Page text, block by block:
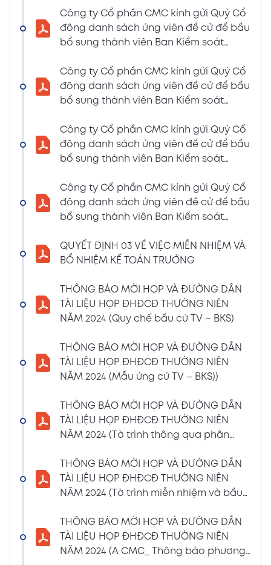
LIỆU HỌP ĐHĐCĐ THƯỜNG NIÊN NĂM 2024
(Tờ trình miễn nhiệm và bầu bổ sung TV –
6:07 PM
THÔNG BÁO MỜI HỌP VÀ ĐƯỜNG DẪN TÀI
LIỆU HỌP ĐHĐCĐ THƯỜNG NIÊN NĂM 2024
ứng cử TV – BKS)
02/04/2024
6:07 PM
LIỆU HỌP ĐHĐCĐ THƯỜNG NIÊN NĂM 2024
(The Biểu quyết)
Xem PDF
02/04/2024
THÔNG BÁO MỜI HỌP VÀ ĐƯỜNG DẪN TÀI
LIỆU HỌP ĐHĐCĐ THƯỜNG NIÊN NĂM 2024
(Phiếu Biểu quyết)
02/04/2024
6:07 PM
LIỆU HỌP ĐHĐCĐ THƯỜNG NIÊN NĂM 2024
(Phiếu Bầu bổ sung thành viên BKS)
Xem PDF
02/04/2024
THÔNG BÁO MỜI HỌP VÀ ĐƯỜNG DẪN TÀI
LIỆU HỌP ĐHĐCĐ THƯỜNG NIÊN NĂM 2024
(Dự thảo biên bản họp ĐHĐCĐ)
Xem PDF
6:07 PM
THÔNG BÁO MỜI HỌP VÀ ĐƯỜNG DẪN TÀI
LIỆU HỌP ĐHĐCĐ THƯỜNG NIÊN NĂM
01/04/2024
4:00 PM
CBTT về việc nhận được Đơn từ nhiệm vị trí
Công ty Cổ phần CMC kính gửi Quý Cổ
đông danh sách ứng viên đề cử để bầu
bổ sung thành viên Ban Kiểm soát
Huyền)
Công ty Cổ phần CMC kính gửi Quý Cổ
đông danh sách ứng viên đề cử để bầu
bổ sung thành viên Ban Kiểm soát
Huyền)
Công ty Cổ phần CMC kính gửi Quý Cổ
đông danh sách ứng viên đề cử để bầu
bổ sung thành viên Ban Kiểm soát
Huyền)
Công ty Cổ phần CMC kính gửi Quý Cổ
đông danh sách ứng viên đề cử để bầu
bổ sung thành viên Ban Kiểm soát
Huyền)
QUYẾT ĐỊNH 03 VỀ VIỆC MIỄN NHIỆM VÀ
BỔ NHIỆM KẾ TOÁN TRƯỞNG
THÔNG BÁO MỜI HỌP VÀ ĐƯỜNG DẪN
TÀI LIỆU HỌP ĐHĐCĐ THƯỜNG NIÊN
NĂM 2024 (Quy chế bầu cử TV – BKS)
THÔNG BÁO MỜI HỌP VÀ ĐƯỜNG DẪN
TÀI LIỆU HỌP ĐHĐCĐ THƯỜNG NIÊN
NĂM 2024 (Mẫu ứng cử TV – BKS))
THÔNG BÁO MỜI HỌP VÀ ĐƯỜNG DẪN
TÀI LIỆU HỌP ĐHĐCĐ THƯỜNG NIÊN
NĂM 2024 (Tờ trình thông qua phân
BKS)
THÔNG BÁO MỜI HỌP VÀ ĐƯỜNG DẪN
TÀI LIỆU HỌP ĐHĐCĐ THƯỜNG NIÊN
NĂM 2024 (Tờ trình miễn nhiệm và bầu
THÔNG BÁO MỜI HỌP VÀ ĐƯỜNG DẪN
TÀI LIỆU HỌP ĐHĐCĐ THƯỜNG NIÊN
NĂM 2024 (A CMC_ Thông báo phương